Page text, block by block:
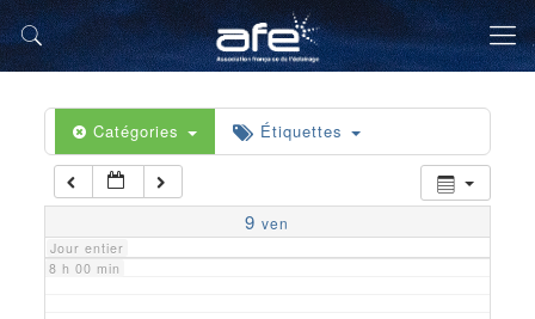
Catégories Étiquettes
9 ven
Jour entier
5 h 00 min
6 h 00 min
7 h 00 min
8 h 00 min